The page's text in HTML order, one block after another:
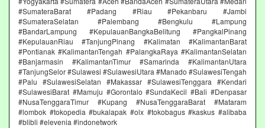
#SumateraBarat #Padang #Riau #Pekanbaru #Jambi
#SumateraSelatan #Palembang #Bengkulu #Lampung
#BandarLampung #KepulauanBangkaBelitung #PangkalPinang
#KepulauanRiau #TanjungPinang #Kalimatan #KalimantanBarat
#Pontianak #KalimantanTengah #PalangkaRaya #KalimantanSelatan
#Banjarmasin #KalimantanTimur #Samarinda #KalimantanUtara
#TanjungSelor #Sulawesi #SulawesiUtara #Manado #SulawesiTengah
#Palu #SulawesiSelatan #Makassar #SulawesiTenggara #Kendari
#SulawesiBarat #Mamuju #Gorontalo #SundaKecil #Bali #Denpasar
#NusaTenggaraTimur #Kupang #NusaTenggaraBarat #Mataram
#lombok #tokopedia #bukalapak #olx #tokobagus #kaskus #alibaba
#blibli #elevenia #indonetwork